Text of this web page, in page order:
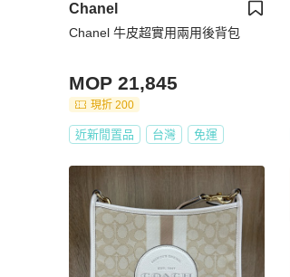
Chanel
Chanel 牛皮超實用兩用後背包
MOP 21,845
現折 200
近新閒置品 台灣 免運